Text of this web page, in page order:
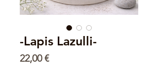
-Lapis Lazulli-
22,00 €Prix